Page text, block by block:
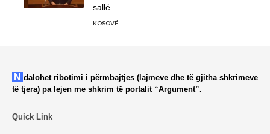
sallë
KOSOVË
Ndalohet ribotimi i përmbajtjes (lajmeve dhe të gjitha shkrimeve
të tjera) pa lejen me shkrim të portalit “Argument”.
Quick Link